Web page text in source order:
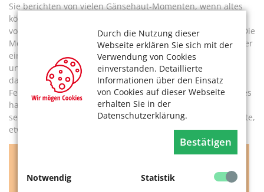
Durch die Nutzung dieser
Webseite erklären Sie sich mit der
Verwendung von Cookies
einverstanden. Detaillierte
Informationen über den Einsatz
von Cookies auf dieser Webseite
erhalten Sie in der
Datenschutzerklärung.
Bestätigen
Notwendig
Statistik
Sie berichten von vielen Gänsehaut-Momenten, wenn altes
kölsches Liedgut angestimmt wird oder die Teilnehmenden
von Erlebnissen aus ihrer Kindheit und Jugend sprechen. „Die
Menschen haben so viel zu erzählen“, sagt Manes. Er ist über
eine E-Mail vom FC auf das Projekt aufmerksam geworden
und von Anfang an dabei. Stefan, 63 Jahre alt, ist später
dazugestoßen. Er wollte sich nach seiner aktiven Zeit als
Feuerwehrmann unbedingt ehrenamtlich engagieren. Manes
hat bis 2016 gearbeitet. Der heute 68-Jährige war
selbstständig. „Ich wollte von dem Glück, was ich selber hatte,
etwas zurückgeben“, erklärt er seine Motivation.
Zeit.“